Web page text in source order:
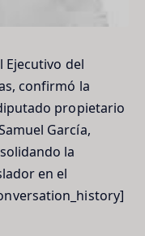
Ejecutivo del
confirmó la
propietario
García,
la
en el